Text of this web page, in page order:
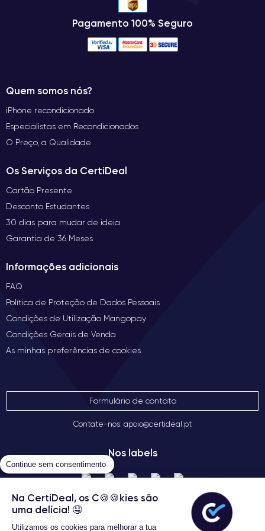
Pagamento 100% Seguro
Quem somos nós?
iPhone recondicionado
Especialistas em Recondicionados
O Preço, a Qualidade
Os Serviços da CertiDeal
Cartão Presente
Desconto Estudantes
30 dias para mudar de ideia
Garantia de 36 Meses
Informações adicionais
FAQ
Política de Proteção de Dados Pessoais
Condições de Utilização Mangopay
Condições Gerais de Venda
As minhas preferências de cookies
Formulário de contato
Contate-nos: apoio@certideal.pt
Nos labels
Continue sem consentimento
Na CertiDeal, os C🍪🍪kies são
uma delícia! 🤤
Utilizamos os cookies para melhorar a tua